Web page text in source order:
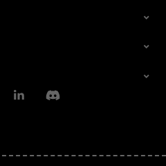
LinkedinDiscord